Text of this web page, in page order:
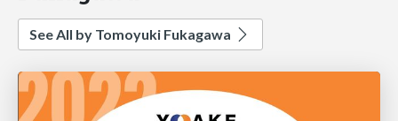
See All by Tomoyuki Fukagawa